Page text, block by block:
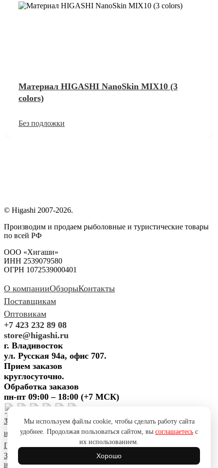
Материал HIGASHI NanoSkin MIX10 (3
colors)
Без подложки
© Higashi 2007-2026.
Производим и продаем рыболовные и туристические товары
по всей РФ
ООО «Хигаши»
ИНН 2539079580
ОГРН 1072539000401
О компанииОбзорыКонтакты
Поставщикам
Оптовикам
+7 423 232 89 08
store@higashi.ru
г. Владивосток
ул. Русская 94а, офис 707.
Прием заказов
круглосуточно.
Обработка заказов
пн-пт 09:00 – 18:00 (+7 МСК)
Задать вопросПредложить
идеюПоблагодаритьПожаловаться Сообщить об ошибке
Политика конфиденциальностиСогласие на обработку ПД
Задать вопрос
идеюПоблагодаритьПожаловатьсяСообщить об ошибке
Мы используем файлы cookie, чтобы сделать работу сайта
удобнее. Продолжая пользоваться сайтом, вы соглашаетесь с
их использованием.
Хорошо